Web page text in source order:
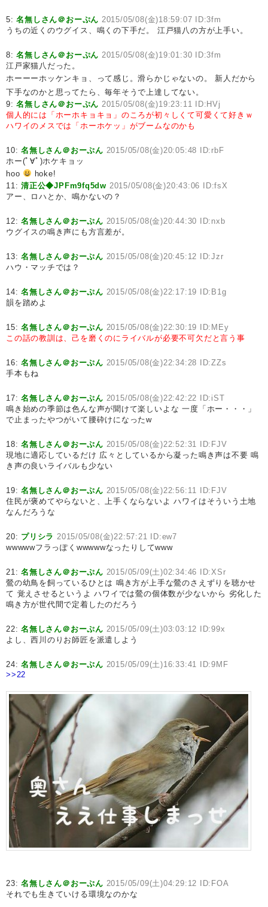
5:名無しさん＠おーぷん 2015/05/08(金)18:59:07 ID:3fm
うちの近くのウグイス、鳴くの下手だ。 江戸猫八の方が上手い。
8:名無しさん＠おーぷん 2015/05/08(金)19:01:30 ID:3fm
江戸家猫八だった。
ホーーーホッケンキョ、って感じ。滑らかじゃないの。 新人だから
下手なのかと思ってたら、毎年そうで上達してない。
9:名無しさん＠おーぷん 2015/05/08(金)19:23:11 ID:HVj
個人的には「ホーホキョキョ」のころが初々しくて可愛くて好きｗ
ハワイのメスでは「ホーホケッ」がブームなのかも
10:名無しさん＠おーぷん 2015/05/08(金)20:05:48 ID:rbF
ホー(ﾟ∀ﾟ)ホケキョッ
hoo
hoke!
11:清正公◆JPFm9fq5dw 2015/05/08(金)20:43:06 ID:fsX
アー、ロハとか、鳴かないの？
12:名無しさん＠おーぷん 2015/05/08(金)20:44:30 ID:nxb
ウグイスの鳴き声にも方言差が。
13:名無しさん＠おーぷん 2015/05/08(金)20:45:12 ID:Jzr
ハウ・マッチでは？
14:名無しさん＠おーぷん 2015/05/08(金)22:17:19 ID:B1g
韻を踏めよ
15:名無しさん＠おーぷん 2015/05/08(金)22:30:19 ID:MEy
この話の教訓は、己を磨くのにライバルが必要不可欠だと言う事
16:名無しさん＠おーぷん 2015/05/08(金)22:34:28 ID:ZZs
手本もね
17:名無しさん＠おーぷん 2015/05/08(金)22:42:22 ID:iST
鳴き始めの季節は色んな声が聞けて楽しいよな 一度「ホー・・・」
で止まったやつがいて腰砕けになったw
18:名無しさん＠おーぷん 2015/05/08(金)22:52:31 ID:FJV
現地に適応しているだけ 広々としているから凝った鳴き声は不要 鳴
き声の良いライバルも少ない
19:名無しさん＠おーぷん 2015/05/08(金)22:56:11 ID:FJV
住民が褒めてやらないと、上手くならないよ ハワイはそういう土地
なんだろうな
20: プリシラ 2015/05/08(金)22:57:21 ID:ew7
wwwwwフラっぽくwwwwwなったりしてwww
21:名無しさん＠おーぷん 2015/05/09(土)02:34:46 ID:XSr
鶯の幼鳥を飼っているひとは 鳴き方が上手な鶯のさえずりを聴かせ
て 覚えさせるというよ ハワイでは鶯の個体数が少ないから 劣化した
鳴き方が世代間で定着したのだろう
22:名無しさん＠おーぷん 2015/05/09(土)03:03:12 ID:99x
よし、西川のりお師匠を派遣しよう
24:名無しさん＠おーぷん 2015/05/09(土)16:33:41 ID:9MF
>>22
23:名無しさん＠おーぷん 2015/05/09(土)04:29:12 ID:FOA
それでも生きていける環境なのかな